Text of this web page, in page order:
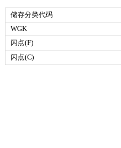
储存分类代码
WGK
闪点(F)
闪点(C)